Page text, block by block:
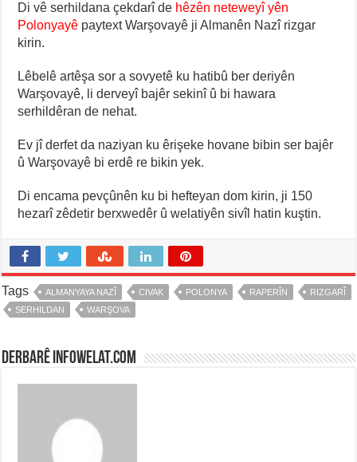
Di vê serhildana çekdarî de hêzên neteweyî yên
Polonyayê paytext Warşovayê ji Almanên Nazî rizgar
kirin.
Lêbelê artêşa sor a sovyetê ku hatibû ber deriyên
Warşovayê, li derveyî bajêr sekinî û bi hawara
serhildêran de nehat.
Ev jî derfet da naziyan ku êrişeke hovane bibin ser bajêr
û Warşovayê bi erdê re bikin yek.
Di encama pevçûnên ku bi hefteyan dom kirin, ji 150
hezarî zêdetir berxwedêr û welatiyên sivîl hatin kuştin.
Tags ALMANYAYA NAZÎ CIVAK POLONYA RAPERÎN
RIZGARÎ
SERHILDAN
WARŞOVA
Derbarê infowelat.com